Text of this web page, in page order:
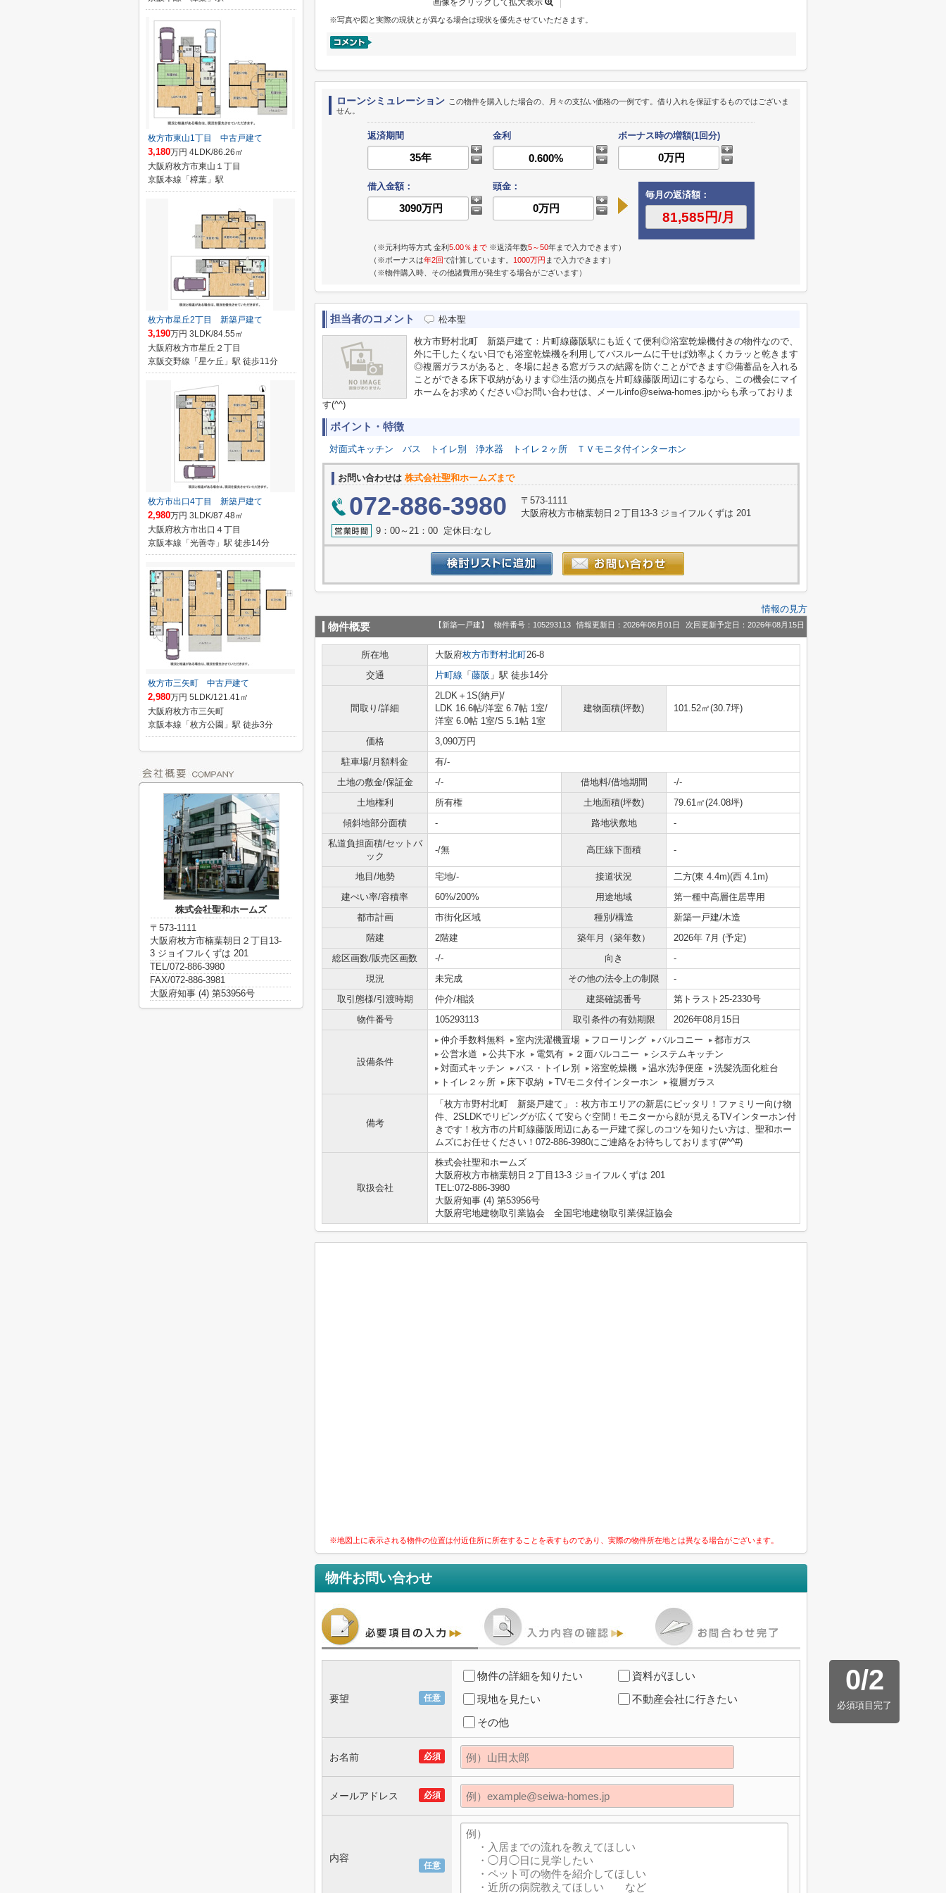
画像をクリックして拡大表示
※写真や図と実際の現状とが異なる場合は現状を優先させていただきます。
ローンシミュレーション この物件を購入した場合の、月々の支払い価格の一例です。借り入れを保証するものではございま
せん。
返済期間 金利 ボーナス時の増額(1回分)
借入金額：
頭金：
毎月の返済額：
（※元利均等方式 金利5.00％まで ※返済年数5～50年まで入力できます）
（※ボーナスは年2回で計算しています。 1000万円 まで入力できます）
（※物件購入時、その他諸費用が発生する場合がございます）
担当者のコメント 松本聖
枚方市野村北町 新築戸建て：片町線藤阪駅にも近くて便利◎浴室乾燥機付きの物件なので、
外に干したくない日でも浴室乾燥機を利用してバスルームに干せば効率よくカラッと乾きます
◎複層ガラスがあると、冬場に起きる窓ガラスの結露を防ぐことができます◎備蓄品を入れる
ことができる床下収納があります◎生活の拠点を片町線藤阪周辺にするなら、この機会にマイ
ホームをお求めください◎お問い合わせは、メールinfo@seiwa-homes.jpからも承っておりま
す(^^)
ポイント・特徴
対面式キッチン バス トイレ別 浄水器 トイレ２ヶ所 ＴＶモニタ付インターホン
お問い合わせは 株式会社聖和ホームズまで
072-886-3980
〒573-1111
大阪府枚方市楠葉朝日２丁目13-3 ジョイフルくずは 201
9：00～21：00 定休日:なし
情報の見方
物件概要 【新築一戸建】 物件番号：105293113 情報更新日：2026年08月01日 次回更新予定日：2026年08月15日
所在地 大阪府枚方市野村北町26-8
交通
片町線 「 藤阪 」駅 徒歩14分
間取り/詳細
2LDK＋1S(納戸)/
LDK 16.6帖/洋室 6.7帖 1室/
洋室 6.0帖 1室/S 5.1帖 1室
建物面積(坪数) 101.52㎡(30.7坪)
価格
3,090万円
駐車場/月額料金
有/-
土地の敷金/保証金
-/- 借地料/借地期間
-/-
土地権利
所有権 土地面積(坪数)
79.61㎡(24.08坪)
傾斜地部分面積
- 路地状敷地
-
私道負担面積/セットバ
ック
-/無 高圧線下面積 -
地目/地勢 宅地/- 接道状況
二方(東 4.4m)(西 4.1m)
建ぺい率/容積率
60%/200% 用途地域
第一種中高層住居専用
都市計画
市街化区域 種別/構造
新築一戸建/木造
階建
2階建 築年月（築年数）
2026年 7月 (予定)
総区画数/販売区画数
-/- 向き
-
現況
未完成 その他の法令上の制限
-
取引態様/引渡時期
仲介/相談 建築確認番号
第トラスト25-2330号
物件番号
105293113 取引条件の有効期限 2026年08月15日
設備条件
仲介手数料無料 室内洗濯機置場 フローリング バルコニー
都市ガス
公営水道
公共下水 電気有 ２面バルコニー
システムキッチン
対面式キッチン
バス・トイレ別 浴室乾燥機 温水洗浄便座
洗髪洗面化粧台
トイレ２ヶ所
床下収納 TVモニタ付インターホン 複層ガラス
備考
「枚方市野村北町 新築戸建て」：枚方市エリアの新居にピッタリ！ファミリー向け物
件、2SLDKでリビングが広くて安らぐ空間！モニターから顔が見えるTVインターホン付
きです！枚方市の片町線藤阪周辺にある一戸建て探しのコツを知りたい方は、聖和ホー
ムズにお任せください！072-886-3980にご連絡をお待ちしております(#^^#)
取扱会社
株式会社聖和ホームズ
大阪府枚方市楠葉朝日２丁目13-3 ジョイフルくずは 201
TEL:072-886-3980
大阪府知事 (4) 第53956号
大阪府宅地建物取引業協会 全国宅地建物取引業保証協会
※地図上に表示される物件の位置は付近住所に所在することを表すものであり、実際の物件所在地とは異なる場合がございます。
物件お問い合わせ
0/2
必須項目完了
任意
要望
物件の詳細を知りたい
資料がほしい
現地を見たい
不動産会社に行きたい
その他
必須
お名前
必須
メールアドレス
任意
内容
枚方市東山1丁目 中古戸建て
3,180万円 4LDK/86.26㎡
大阪府枚方市東山１丁目
京阪本線「樟葉」駅
枚方市星丘2丁目 新築戸建て
3,190万円 3LDK/84.55㎡
大阪府枚方市星丘２丁目
京阪交野線「星ケ丘」駅 徒歩11分
枚方市出口4丁目 新築戸建て
2,980万円 3LDK/87.48㎡
大阪府枚方市出口４丁目
京阪本線「光善寺」駅 徒歩14分
枚方市三矢町 中古戸建て
2,980万円 5LDK/121.41㎡
大阪府枚方市三矢町
京阪本線「枚方公園」駅 徒歩3分
株式会社聖和ホームズ
〒573-1111
大阪府枚方市楠葉朝日２丁目13-
3 ジョイフルくずは 201
TEL/072-886-3980
FAX/072-886-3981
大阪府知事 (4) 第53956号